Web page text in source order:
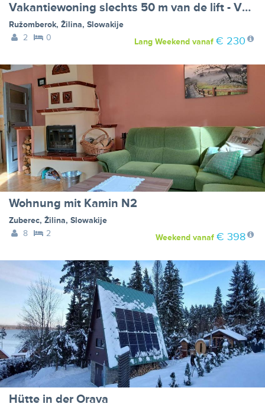
Vakantiewoning slechts 50 m van de lift - VW-K3WK
Ružomberok, Žilina, Slowakije
2
0 Lang Weekendvanaf € 230
Wohnung mit Kamin N2
Zuberec, Žilina, Slowakije
8
2 Weekendvanaf € 398
Hütte in der Orava